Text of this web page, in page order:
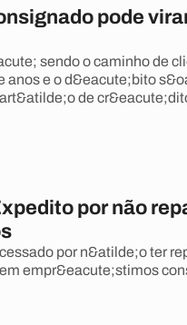
pode
sendo o caminho de
anos e o d&eacute;bito
de
por não
por n&atilde;o ter
empr&eacute;stimos